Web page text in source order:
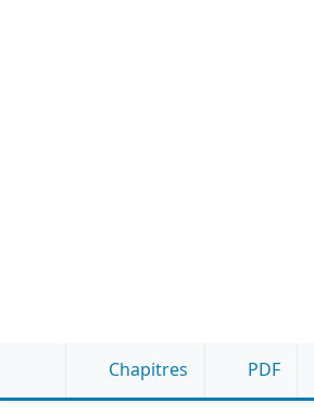
Chapitres PDF